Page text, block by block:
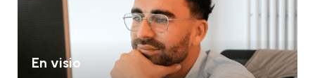
En visio